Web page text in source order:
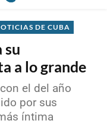
DE CUBA
su
a lo grande
el del año
por sus
íntima